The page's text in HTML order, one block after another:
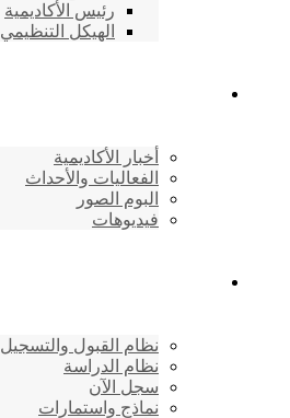
رئيس الأكاديمية
الهيكل التنظيمي
أخبار الأكاديمية
الفعاليات والأحداث
البوم الصور
فيديوهات
نظام القبول والتسجيل
نظام الدراسة
سجل الآن
نماذج واستمارات